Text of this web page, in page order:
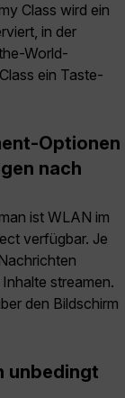
Class wird ein
in der
World-
ein Taste-
Optionen
nach
ist WLAN im
verfügbar. Je
streamen.
den Bildschirm
unbedingt